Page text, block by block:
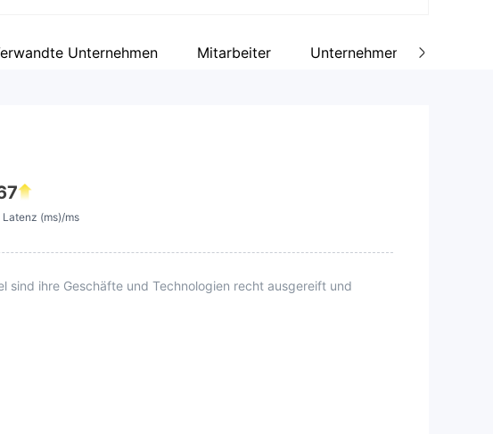
Unternehmen Mitarbeiter Unternehmensprofil
(ms)/ms
ihre Geschäfte und Technologien recht ausgereift und